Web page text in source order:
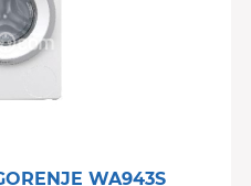
WA943S